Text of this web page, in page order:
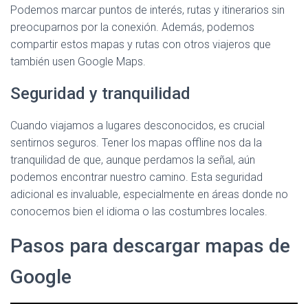
Podemos marcar puntos de interés, rutas y itinerarios sin
preocuparnos por la conexión. Además, podemos
compartir estos mapas y rutas con otros viajeros que
también usen Google Maps.
Seguridad y tranquilidad
Cuando viajamos a lugares desconocidos, es crucial
sentirnos seguros. Tener los mapas offline nos da la
tranquilidad de que, aunque perdamos la señal, aún
podemos encontrar nuestro camino. Esta seguridad
adicional es invaluable, especialmente en áreas donde no
conocemos bien el idioma o las costumbres locales.
Pasos para descargar mapas de
Google